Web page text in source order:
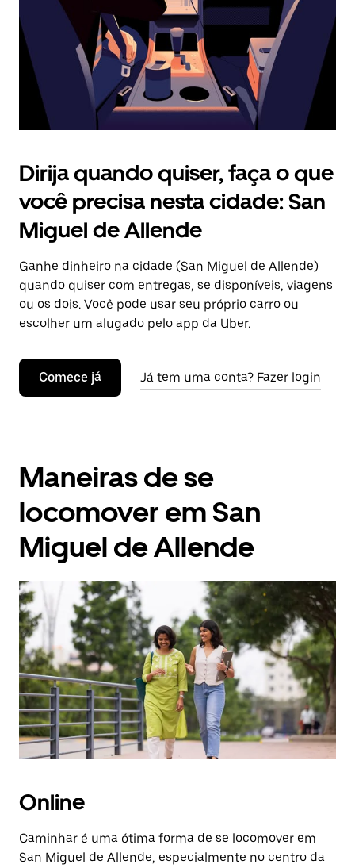
o
calendário.
Dirija quando quiser, faça o que
você precisa nesta cidade: San
Miguel de Allende
Ganhe dinheiro na cidade (San Miguel de Allende)
quando quiser com entregas, se disponíveis, viagens
ou os dois. Você pode usar seu próprio carro ou
escolher um alugado pelo app da Uber.
Comece já Já tem uma conta? Fazer login
Maneiras de se
locomover em San
Miguel de Allende
Online
Caminhar é uma ótima forma de se locomover em
San Miguel de Allende, especialmente no centro da